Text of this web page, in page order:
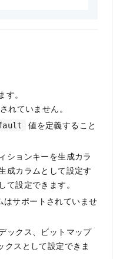
。
れていません。
値を定義すること
ションキーを生成カラ
成カラムとして設定す
設定できます。
サポートされていませ
ックス、ビットマップ
スとして設定できま